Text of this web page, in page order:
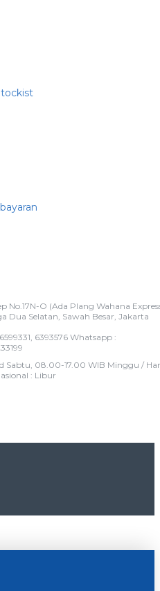
No.17N-O (Ada Plang Wahana
Dua Selatan, Sawah Besar, Jakarta
6393576 Whatsapp :
Sabtu, 08.00-17.00 WIB Minggu /
: Libur